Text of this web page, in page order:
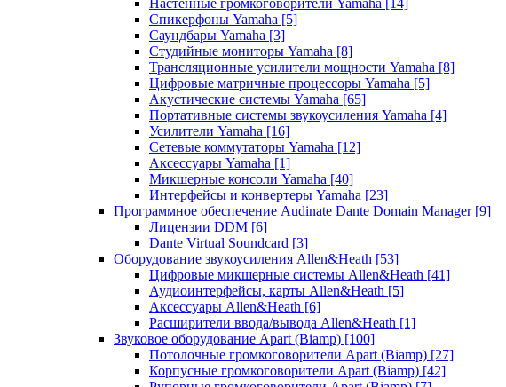
Настенные громкоговорители Yamaha [14]
Спикерфоны Yamaha [5]
Саундбары Yamaha [3]
Студийные мониторы Yamaha [8]
Трансляционные усилители мощности Yamaha [8]
Цифровые матричные процессоры Yamaha [5]
Акустические системы Yamaha [65]
Портативные системы звукоусиления Yamaha [4]
Усилители Yamaha [16]
Сетевые коммутаторы Yamaha [12]
Аксессуары Yamaha [1]
Микшерные консоли Yamaha [40]
Интерфейсы и конвертеры Yamaha [23]
Программное обеспечение Audinate Dante Domain Manager [9]
Лицензии DDM [6]
Dante Virtual Soundcard [3]
Оборудование звукоусиления Allen&Heath [53]
Цифровые микшерные системы Allen&Heath [41]
Аудиоинтерфейсы, карты Allen&Heath [5]
Аксессуары Allen&Heath [6]
Расширители ввода/вывода Allen&Heath [1]
Звуковое оборудование Apart (Biamp) [100]
Потолочные громкоговорители Apart (Biamp) [27]
Корпусные громкоговорители Apart (Biamp) [42]